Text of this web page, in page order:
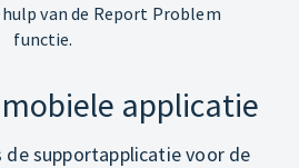
van de Report Problem
functie.
applicatie
de supportapplicatie voor de